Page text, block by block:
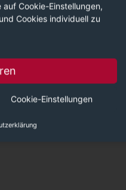
bewerten (Ist-Prozesse und
Knowledge Fusion)
Cookie-Einstellungen,
Cookies individuell zu
Cookie-Einstellungen